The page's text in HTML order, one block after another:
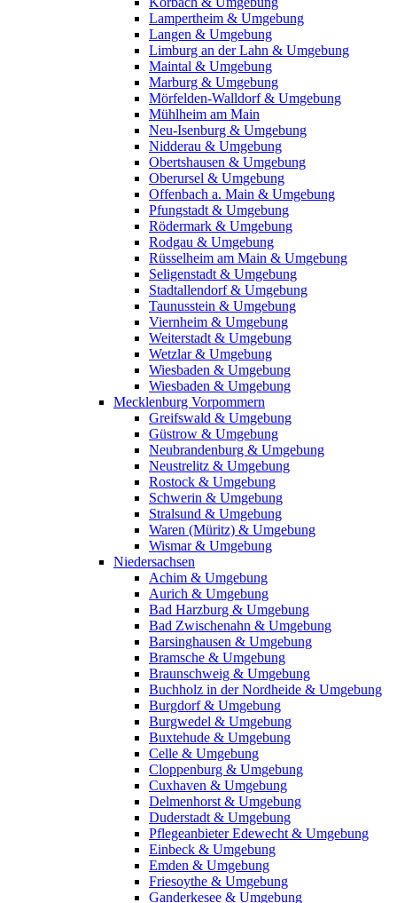
Lampertheim & Umgebung
Langen & Umgebung
Limburg an der Lahn & Umgebung
Maintal & Umgebung
Marburg & Umgebung
Mörfelden-Walldorf & Umgebung
Mühlheim am Main
Neu-Isenburg & Umgebung
Nidderau & Umgebung
Obertshausen & Umgebung
Oberursel & Umgebung
Offenbach a. Main & Umgebung
Pfungstadt & Umgebung
Rödermark & Umgebung
Rodgau & Umgebung
Rüsselheim am Main & Umgebung
Seligenstadt & Umgebung
Stadtallendorf & Umgebung
Taunusstein & Umgebung
Viernheim & Umgebung
Weiterstadt & Umgebung
Wetzlar & Umgebung
Wiesbaden & Umgebung
Wiesbaden & Umgebung
Mecklenburg Vorpommern
Greifswald & Umgebung
Güstrow & Umgebung
Neubrandenburg & Umgebung
Neustrelitz & Umgebung
Rostock & Umgebung
Schwerin & Umgebung
Stralsund & Umgebung
Waren (Müritz) & Umgebung
Wismar & Umgebung
Niedersachsen
Achim & Umgebung
Aurich & Umgebung
Bad Harzburg & Umgebung
Bad Zwischenahn & Umgebung
Barsinghausen & Umgebung
Bramsche & Umgebung
Braunschweig & Umgebung
Buchholz in der Nordheide & Umgebung
Burgdorf & Umgebung
Burgwedel & Umgebung
Buxtehude & Umgebung
Celle & Umgebung
Cloppenburg & Umgebung
Cuxhaven & Umgebung
Delmenhorst & Umgebung
Duderstadt & Umgebung
Pflegeanbieter Edewecht & Umgebung
Einbeck & Umgebung
Emden & Umgebung
Friesoythe & Umgebung
Ganderkesee & Umgebung